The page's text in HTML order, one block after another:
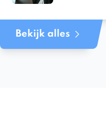
Bekijk alles